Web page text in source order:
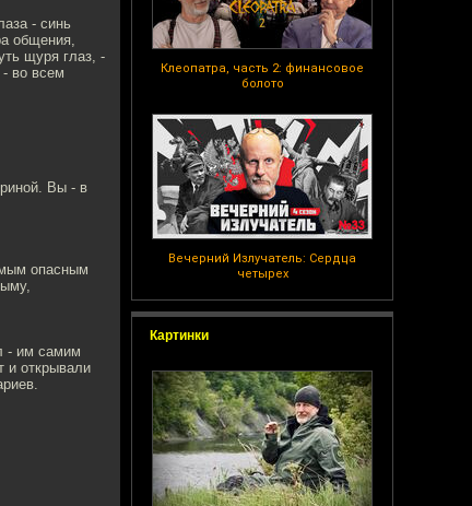
Клеопатра, часть 2: финансовое
болото
Вечерний Излучатель: Сердца
четырех
Картинки
- синь
общения,
щуря глаз, -
во всем
Вы - в
опасным
- им самим
и открывали